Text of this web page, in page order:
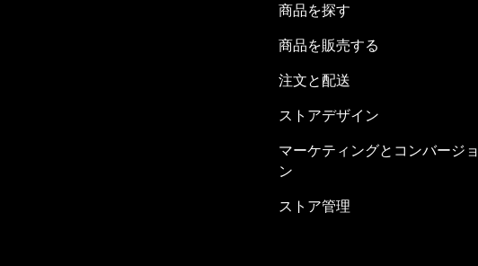
商品を探す
商品を販売する
注文と配送
ストアデザイン
マーケティングとコンバージョ
ン
ストア管理